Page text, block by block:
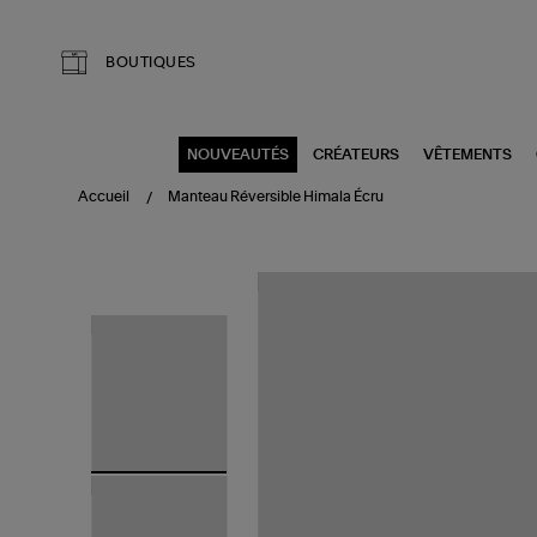
BOUTIQUES
NOUVEAUTÉS CRÉATEURS VÊTEMENTS
Accueil Manteau Réversible Himala Écru